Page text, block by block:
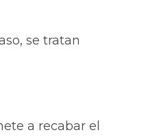
se tratan
a recabar el